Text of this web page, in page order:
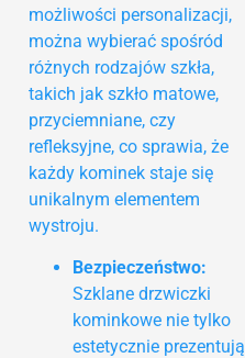
możliwości personalizacji,
można wybierać spośród
różnych rodzajów szkła,
takich jak szkło matowe,
przyciemniane, czy
refleksyjne, co sprawia, że
każdy kominek staje się
unikalnym elementem
wystroju.
Bezpieczeństwo:
Szklane drzwiczki
kominkowe nie tylko
estetycznie prezentują